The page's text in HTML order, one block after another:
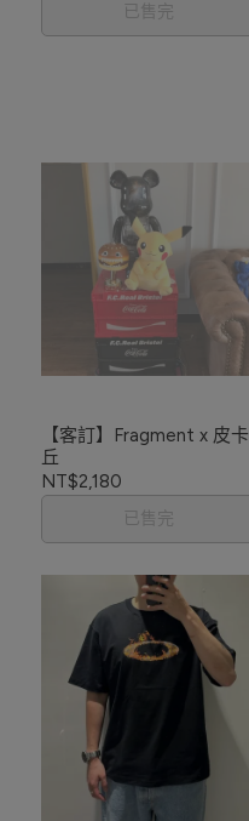
已售完
【客訂】Fragment x 皮卡
丘
NT$2,180
已售完